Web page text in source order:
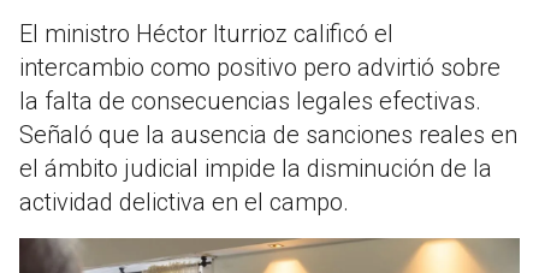
El ministro Héctor Iturrioz calificó el
intercambio como positivo pero advirtió sobre
la falta de consecuencias legales efectivas.
Señaló que la ausencia de sanciones reales en
el ámbito judicial impide la disminución de la
actividad delictiva en el campo.